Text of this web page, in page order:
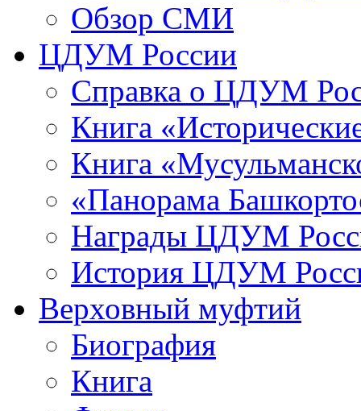
Обзор СМИ
ЦДУМ России
Справка о ЦДУМ
Книга
Книга
«Панорама
Награды ЦДУМ
История ЦДУМ
Верховный муфтий
Биография
Книга